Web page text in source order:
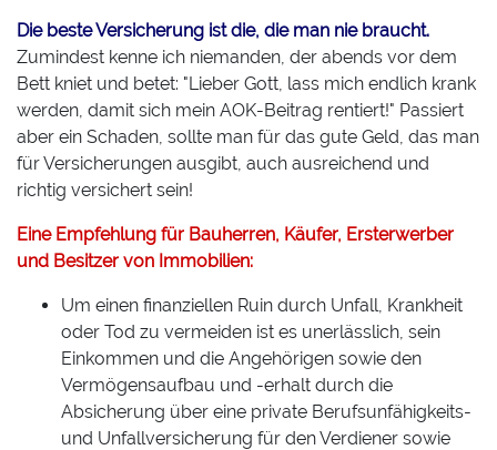
Die beste Versicherung ist die, die man nie braucht.
Zumindest kenne ich niemanden, der abends vor dem
Bett kniet und betet: "Lieber Gott, lass mich endlich krank
werden, damit sich mein AOK-Beitrag rentiert!" Passiert
aber ein Schaden, sollte man für das gute Geld, das man
für Versicherungen ausgibt, auch ausreichend und
richtig versichert sein!
Eine Empfehlung für Bauherren, Käufer, Ersterwerber
und Besitzer von Immobilien:
Um einen finanziellen Ruin durch Unfall, Krankheit
oder Tod zu vermeiden ist es unerlässlich, sein
Einkommen und die Angehörigen sowie den
Vermögensaufbau und -erhalt durch die
Absicherung über eine private Berufsunfähigkeits-
und Unfallversicherung für den Verdiener sowie